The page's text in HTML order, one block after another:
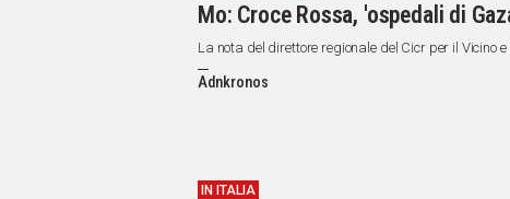
Mo: Croce Rossa, 'ospedali di
La nota del direttore regionale del Cicr per il Vicino
Adnkronos
IN ITALIA